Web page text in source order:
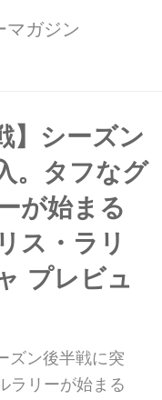
がシュピールベ
ンクで開幕する。
アに移動する。オ
リントフォーマ
たが、202...
マガジン
】シーズン
。タフなグ
が始まる
ス・ラリ
プレビュ
ズン後半戦に突
ラリーが始まる